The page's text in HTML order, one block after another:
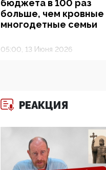
бюджета в 100 раз
больше, чем кровные
многодетные семьи
05:00, 13 Июня 2026
суверенитет,
традиционные
двоемыслия
11:53, 09 Июня 2026
РЕАКЦИЯ